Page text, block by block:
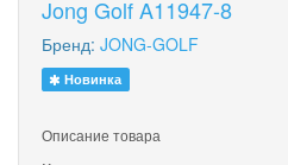
Jong Golf A11947-8
Бренд: JONG-GOLF
Новинка
Описание товара